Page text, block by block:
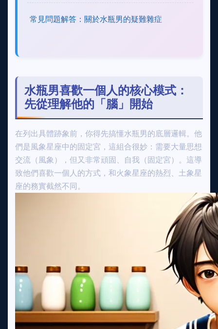
常見問題解答：關於水瓶男的疑難雜症
水瓶男喜歡一個人的核心模式：
先從理解他的「腦」開始
在列出具體跡象前，你得先搞懂水瓶男的底層邏輯。他
們是風象星座中的固定宮，這組合很妙：需要大量思想
交流（風象），但又非常頑固、自我（固定宮）。這導
致他們喜歡一個人的方式，和火象星座的熱烈、土象星
座的務實截然不同。